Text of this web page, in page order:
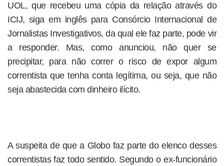
UOL, que recebeu uma cópia da relação através do
ICIJ, siga em inglês para Consórcio Internacional de
Jornalistas Investigativos, da qual ele faz parte, pode vir
a responder. Mas, como anunciou, não quer se
precipitar, para não correr o risco de expor algum
correntista que tenha conta legítima, ou seja, que não
seja abastecida com dinheiro ilícito.
A suspeita de que a Globo faz parte do elenco desses
correntistas faz todo sentido. Segundo o ex-funcionário